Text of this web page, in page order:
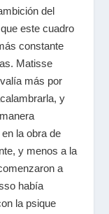
del
este cuadro
constante
Matisse
más por
y
la obra de
y menos a la
a
había
la psique